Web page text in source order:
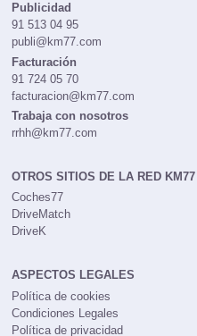
Publicidad
91 513 04 95
publi@km77.com
Facturación
91 724 05 70
facturacion@km77.com
Trabaja con nosotros
rrhh@km77.com
OTROS SITIOS DE LA RED KM77
Coches77
DriveMatch
DriveK
ASPECTOS LEGALES
Política de cookies
Condiciones Legales
Política de privacidad